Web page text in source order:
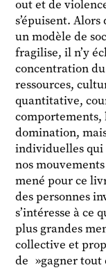
out et de
s’épuisent.
un modèle de
fragilise, il n’y
concentration
ressources,
quantitative,
comportements,
domination,
individuelles
nos
mené pour ce
des personnes
s’intéresse à ce
plus grandes
collective et
de »gagner tout